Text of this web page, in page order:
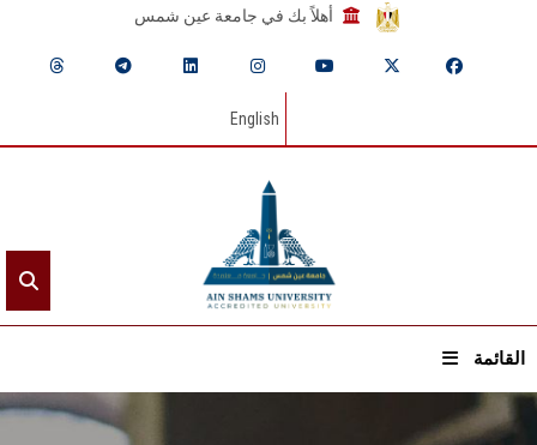
أهلاً بك في جامعة عين شمس
English
القائمة
الرئيسيـة